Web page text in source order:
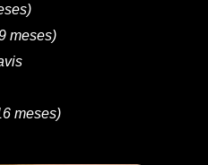
meses)
meses)